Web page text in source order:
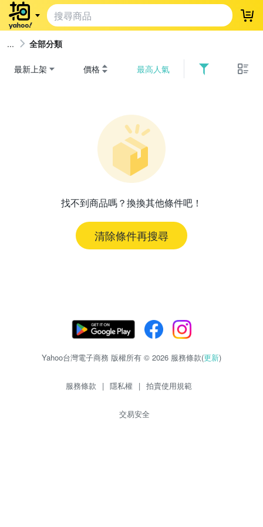
登
全部分類
最新上架 價格 最高人氣
找不到商品嗎？換換其他條件吧！
清除條件再搜尋
Yahoo台灣電子商務 版權所有 © 2026 服務條款(更新)
服務條款 | 隱私權 | 拍賣使用規範
交易安全